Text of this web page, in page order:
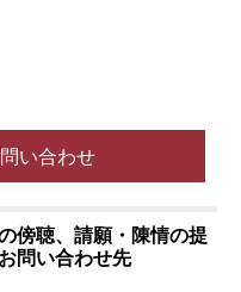
い合わせ
傍聴、請願・陳情の提
問い合わせ先